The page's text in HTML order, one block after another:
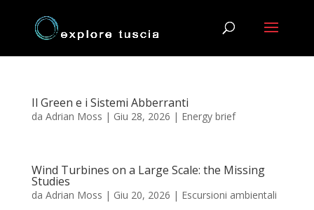
Il Green e i Sistemi Abberranti
da Adrian Moss | Giu 28, 2026 | Energy brief
Wind Turbines on a Large Scale: the Missing
Studies
da Adrian Moss | Giu 20, 2026 | Escursioni ambientali